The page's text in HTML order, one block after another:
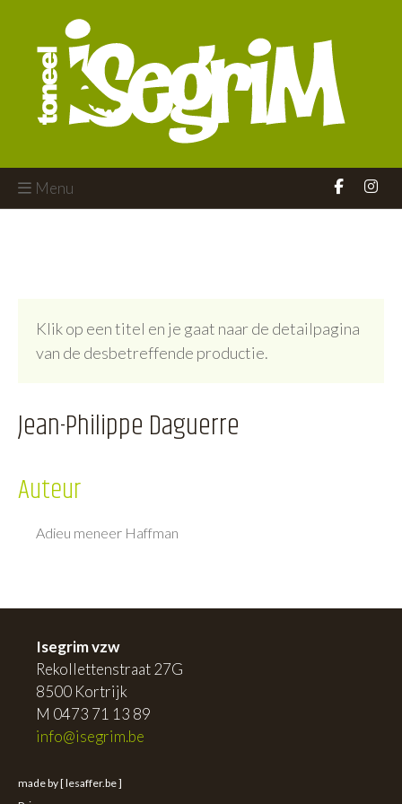
Menu
Klik op een titel en je gaat naar de detailpagina
van de desbetreffende productie.
Jean-Philippe Daguerre
Auteur
Adieu meneer Haffman
Isegrim vzw
Rekollettenstraat 27G
8500 Kortrijk
M 0473 71 13 89
info@isegrim.be
made by [ lesaffer.be ]